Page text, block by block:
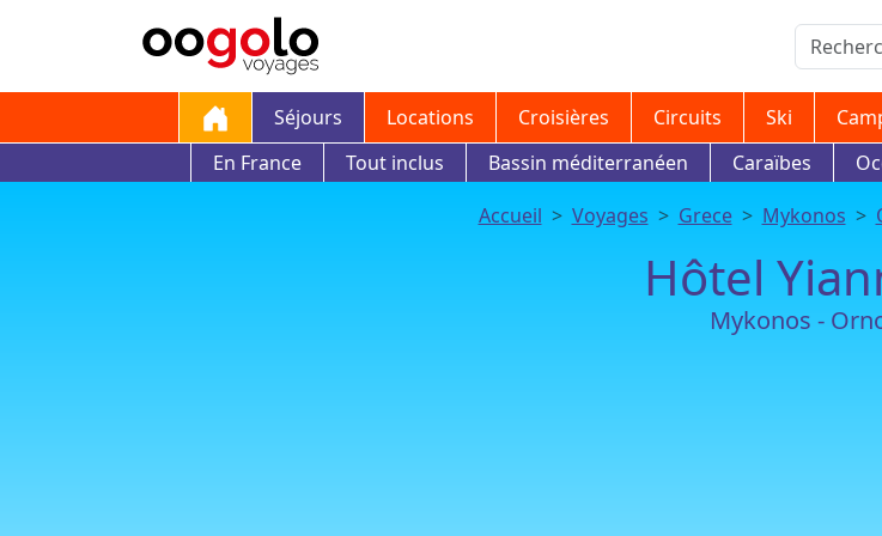
Séjours Locations Croisières Circuits Ski
En France
Tout inclus Bassin méditerranéen Caraïbes
Accueil
Voyages Grece Mykonos
Hôtel
Mykonos -